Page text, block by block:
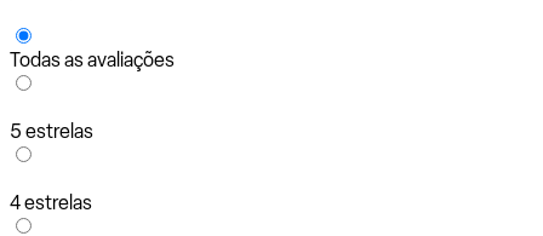
Todas as avaliações
5 estrelas
4 estrelas